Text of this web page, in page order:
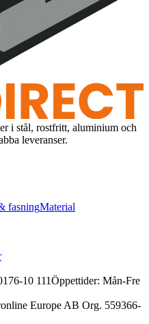
i stål, rostfritt, aluminium och
leveranser.
fasningMaterial
10 111Öppettider: Mån-Fre
Europe AB Org. 559366-